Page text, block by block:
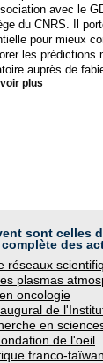
avec le
du CNRS. Il
pour mieux
les prédictions
auprès de
plus
sont celles
des
réseaux
plasmas
oncologie
de
en
de l'oeil
franco-